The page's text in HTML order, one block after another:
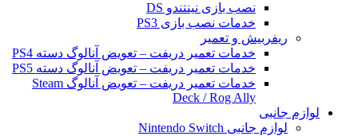
نصب بازی نینتندو DS
خدمات نصب بازی PS3
ریفربیش و تعمیر
خدمات تعمیر دریفت – تعویض آنالوگ دسته PS4
خدمات تعمیر دریفت – تعویض آنالوگ دسته PS5
خدمات تعمیر دریفت – تعویض آنالوگ Steam
Deck / Rog Ally
لوازم جانبی
لوازم جانبی Nintendo Switch